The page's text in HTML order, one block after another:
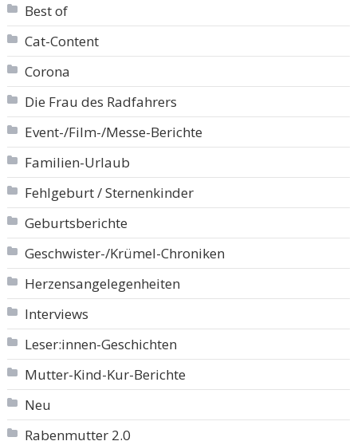
Best of
Cat-Content
Corona
Die Frau des Radfahrers
Event-/Film-/Messe-Berichte
Familien-Urlaub
Fehlgeburt / Sternenkinder
Geburtsberichte
Geschwister-/Krümel-Chroniken
Herzensangelegenheiten
Interviews
Leser:innen-Geschichten
Mutter-Kind-Kur-Berichte
Neu
Rabenmutter 2.0